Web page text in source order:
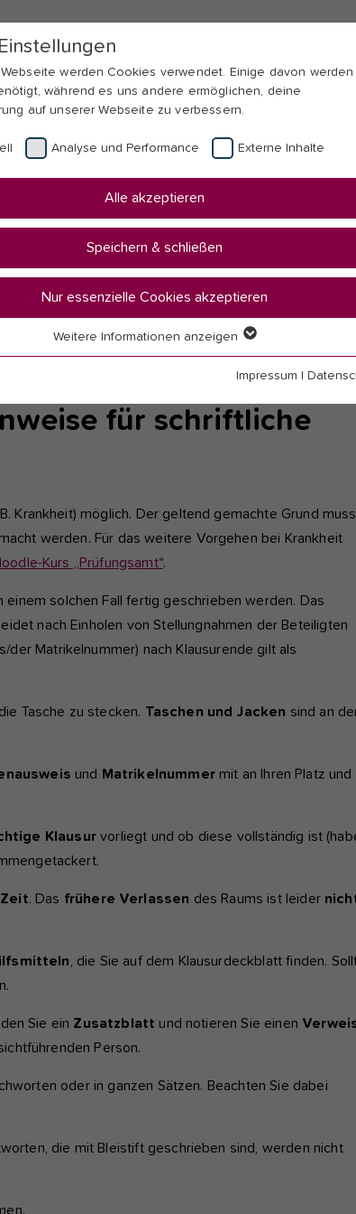
für schriftliche
Krankheit) möglich. Der geltend gemachte Grund muss
werden. Für das weitere Vorgehen bei Krankheit
Kurs „Prüfungsamt“.
solchen Fall fertig geschrieben werden. Das
nach Einholen von Stellungnahmen der Beteiligten
Matrikelnummer) nach Klausurende gilt als
Tasche zu stecken. Taschen und Jacken sind an
und Matrikelnummermit an Ihren Platz und
Klausurvorliegt und ob diese vollständig ist
. Das frühere Verlassen des Raums ist leider
, die Sie auf dem Klausurdeckblatt finden.
Sie ein Zusatzblatt und notieren Sie einen
Person.
oder in ganzen Sätzen. Beachten Sie dabei
die mit Bleistift geschrieben sind, werden nicht
werden Cookies verwendet. Einige davon werden
während es uns andere ermöglichen, deine
auf unserer Webseite zu verbessern.
Analyse und Performance Externe Inhalte
Alle akzeptieren
Speichern & schließen
Nur essenzielle Cookies akzeptieren
Cookies werden für grundlegende Funktionen der
Cookies. Es hilft uns die Nutzererfahrung der Website zu
etracker
etracker GmbH - 20459 Hamburg
1 Jahr
Tracking und zugehörige Cookies. Es hilft uns die
Cookie-Informationen anzeigen
auf unserer Website externe Inhalte, um Ihnen
Informationen anzubieten, wie Google Maps oder Videos
Weitere Informationen anzeigen
Impressum